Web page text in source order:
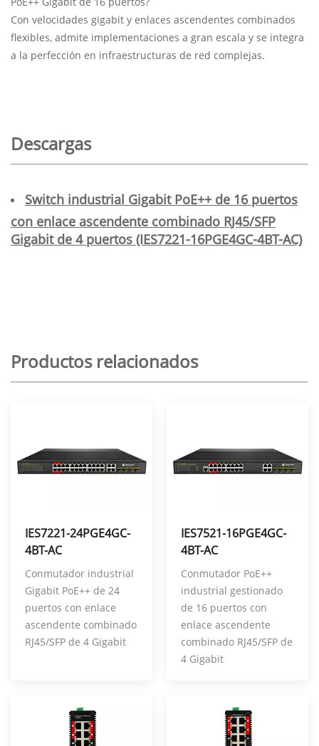
Con velocidades gigabit y enlaces ascendentes combinados
flexibles, admite implementaciones a gran escala y se integra
a la perfección en infraestructuras de red complejas.
Descargas
Switch industrial Gigabit PoE++ de 16 puertos
con enlace ascendente combinado RJ45/SFP
Gigabit de 4 puertos (IES7221-16PGE4GC-4BT-AC)
Productos relacionados
IES7221-24PGE4GC-
4BT-AC
Conmutador industrial
Gigabit PoE++ de 24
puertos con enlace
ascendente combinado
RJ45/SFP de 4 Gigabit
IES7521-16PGE4GC-
4BT-AC
Conmutador PoE++
industrial gestionado
de 16 puertos con
enlace ascendente
combinado RJ45/SFP de
4 Gigabit